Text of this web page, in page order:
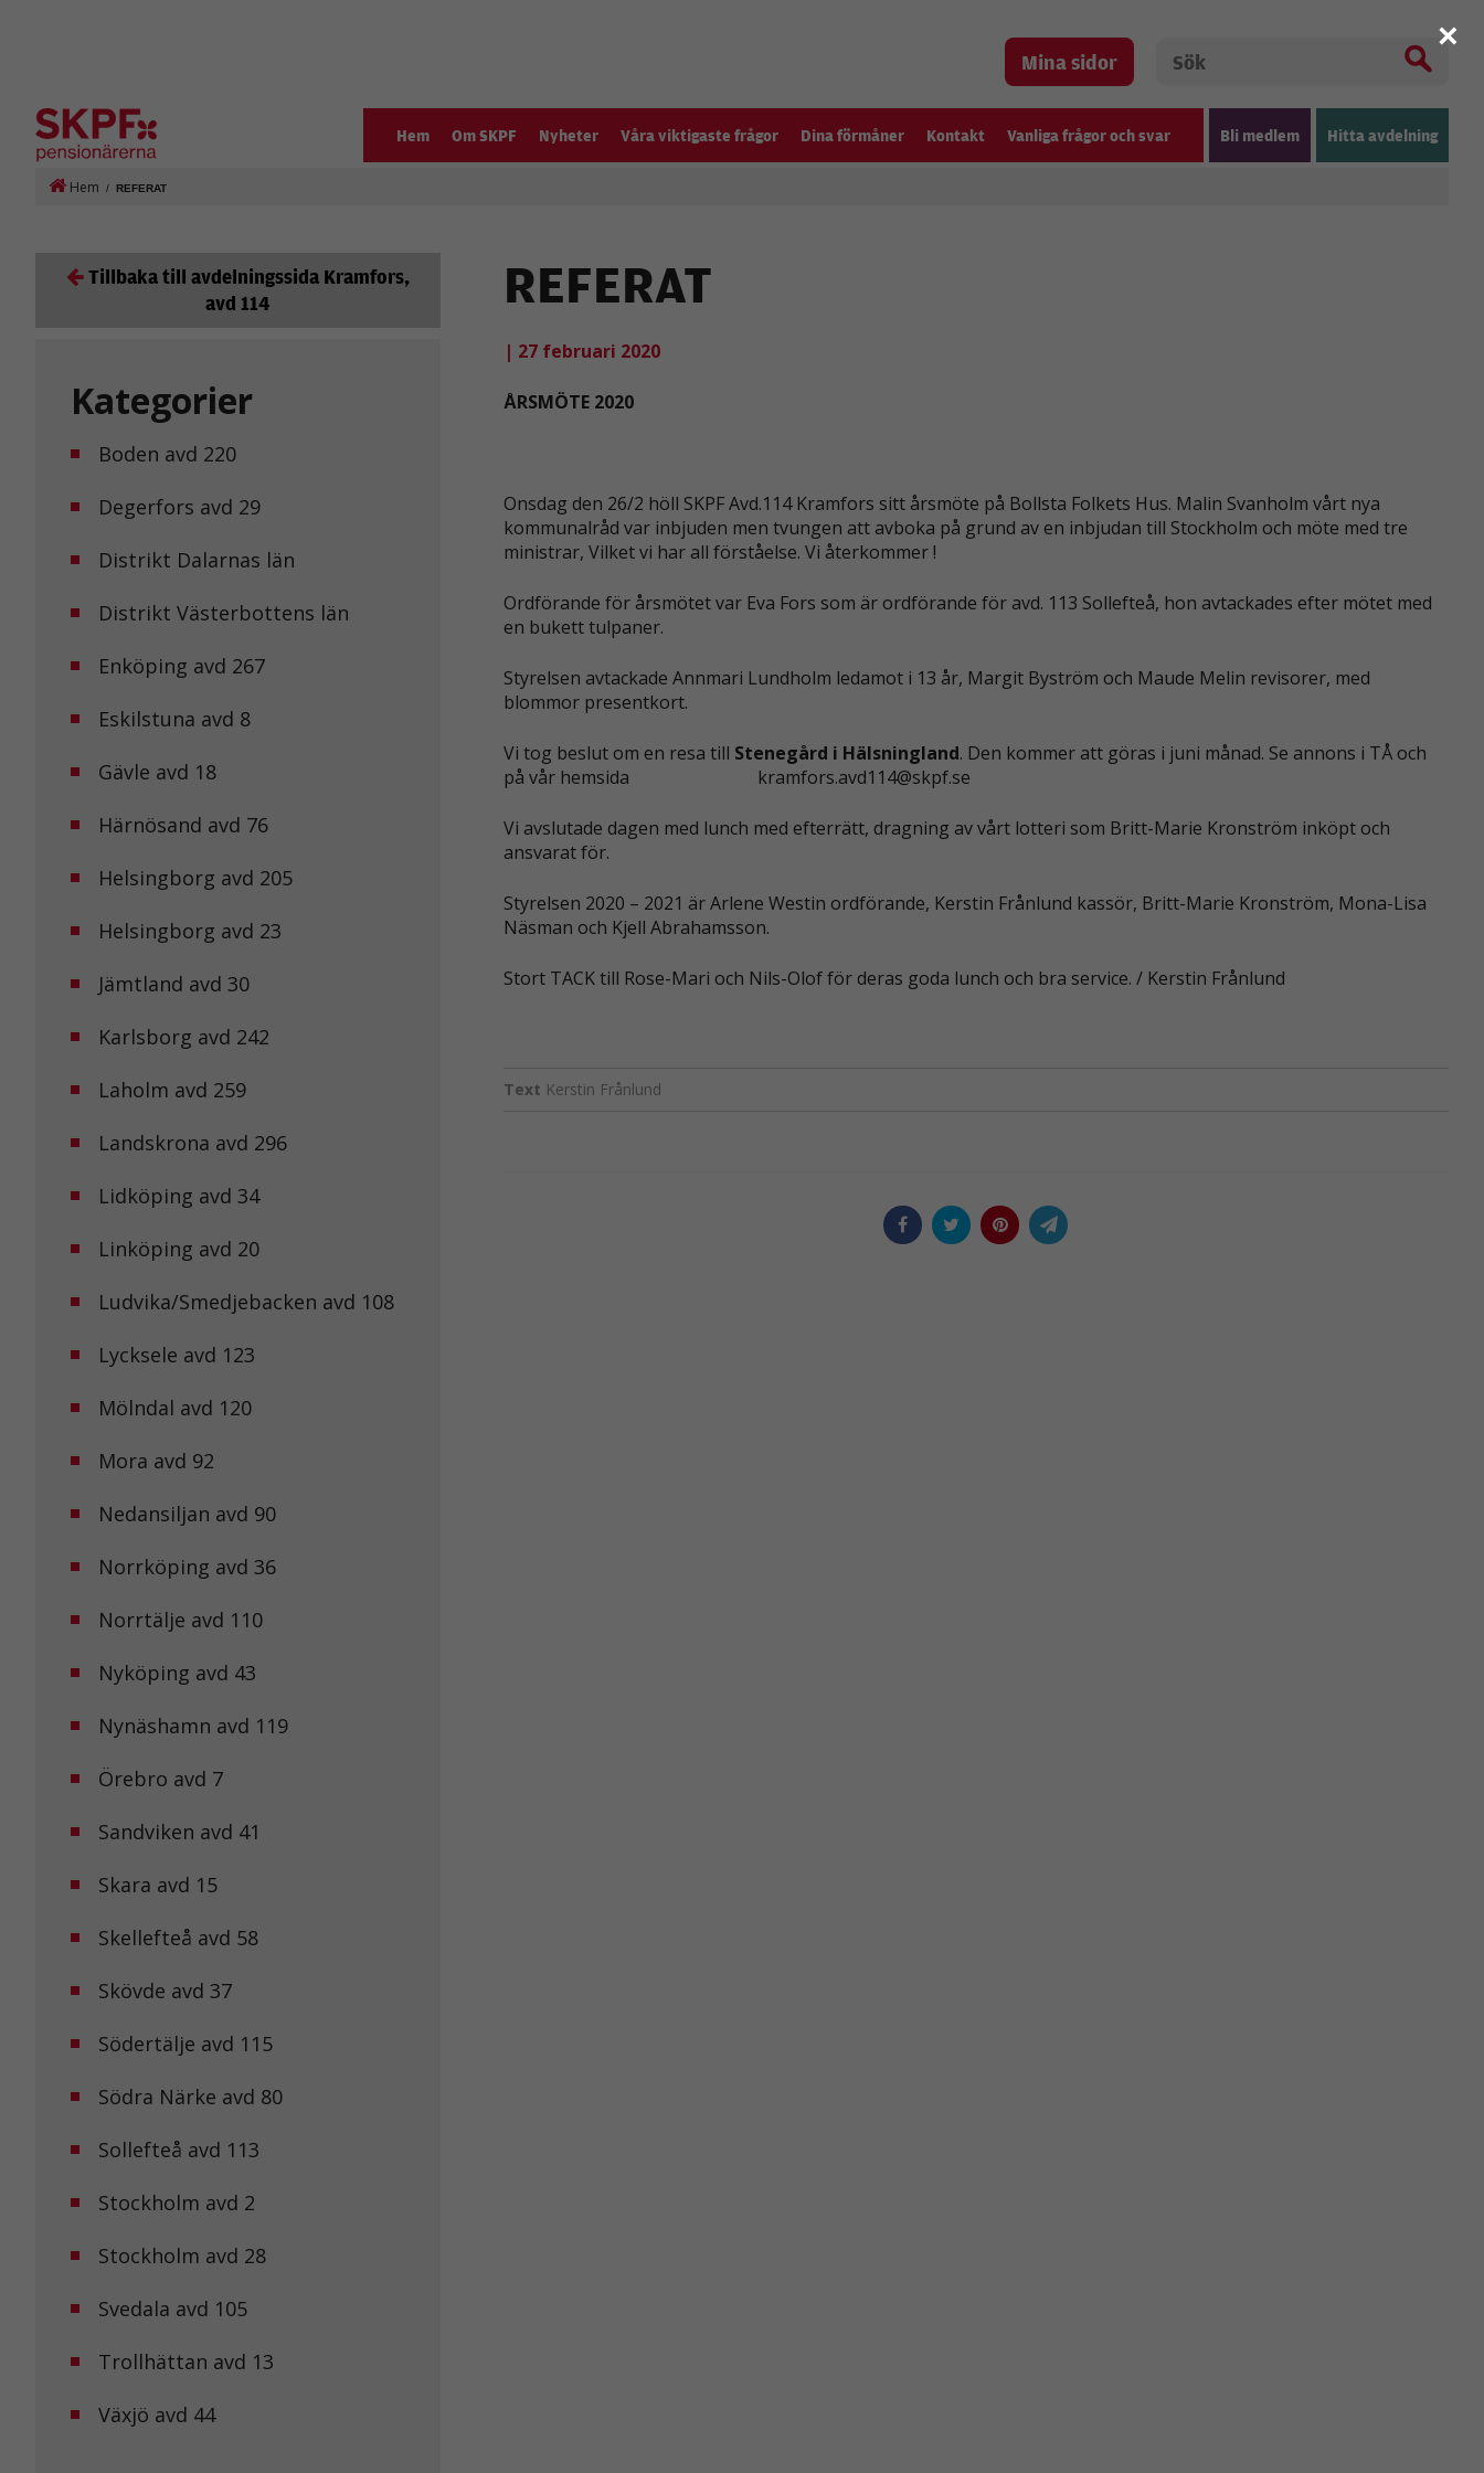
Mina sidor
Hem Om SKPF Nyheter Våra viktigaste frågor Dina förmåner Kontakt Vanliga frågor och svar Bli medlem Hitta avdelning
Hem / REFERAT
Tillbaka till avdelningssida Kramfors,
avd 114
Kategorier
Boden avd 220
Degerfors avd 29
Distrikt Dalarnas län
Distrikt Västerbottens län
Enköping avd 267
Eskilstuna avd 8
Gävle avd 18
Härnösand avd 76
Helsingborg avd 205
Helsingborg avd 23
Jämtland avd 30
Karlsborg avd 242
Laholm avd 259
Landskrona avd 296
Lidköping avd 34
Linköping avd 20
Ludvika/Smedjebacken avd 108
Lycksele avd 123
Mölndal avd 120
Mora avd 92
Nedansiljan avd 90
Norrköping avd 36
Norrtälje avd 110
Nyköping avd 43
Nynäshamn avd 119
Örebro avd 7
Sandviken avd 41
Skara avd 15
Skellefteå avd 58
Skövde avd 37
Södertälje avd 115
Södra Närke avd 80
Sollefteå avd 113
Stockholm avd 2
Stockholm avd 28
Svedala avd 105
Trollhättan avd 13
Växjö avd 44
REFERAT
| 27 februari 2020
ÅRSMÖTE 2020
Onsdag den 26/2 höll SKPF Avd.114 Kramfors sitt årsmöte på Bollsta Folkets Hus. Malin Svanholm vårt nya
kommunalråd var inbjuden men tvungen att avboka på grund av en inbjudan till Stockholm och möte med tre
ministrar, Vilket vi har all förståelse. Vi återkommer !
Ordförande för årsmötet var Eva Fors som är ordförande för avd. 113 Sollefteå, hon avtackades efter mötet med
en bukett tulpaner.
Styrelsen avtackade Annmari Lundholm ledamot i 13 år, Margit Byström och Maude Melin revisorer, med
blommor presentkort.
Vi tog beslut om en resa till Stenegård i Hälsningland. Den kommer att göras i juni månad. Se annons i TÅ och
på vår hemsida kramfors.avd114@skpf.se
Vi avslutade dagen med lunch med efterrätt, dragning av vårt lotteri som Britt-Marie Kronström inköpt och
ansvarat för.
Styrelsen 2020 – 2021 är Arlene Westin ordförande, Kerstin Frånlund kassör, Britt-Marie Kronström, Mona-Lisa
Näsman och Kjell Abrahamsson.
Stort TACK till Rose-Mari och Nils-Olof för deras goda lunch och bra service. / Kerstin Frånlund
Text Kerstin Frånlund
×